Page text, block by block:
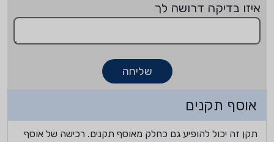
איזו בדיקה דרושה לך
שליחה
אוסף תקנים
תקן זה יכול להופיע גם כחלק מאוסף תקנים. רכישה של אוסף